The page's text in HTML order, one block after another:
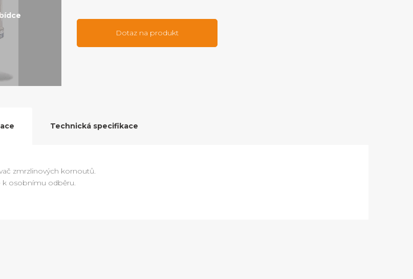
Dotaz na produkt
Technická specifikace
zmrzlinových kornoutů.
k osobnímu odběru.